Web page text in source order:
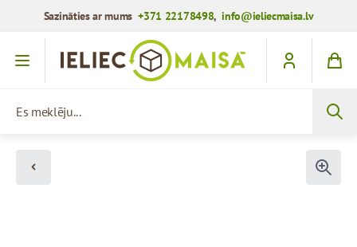
Sazināties ar mums+371 22178498,info@ieliecmaisa.lv
Iet uz saturu